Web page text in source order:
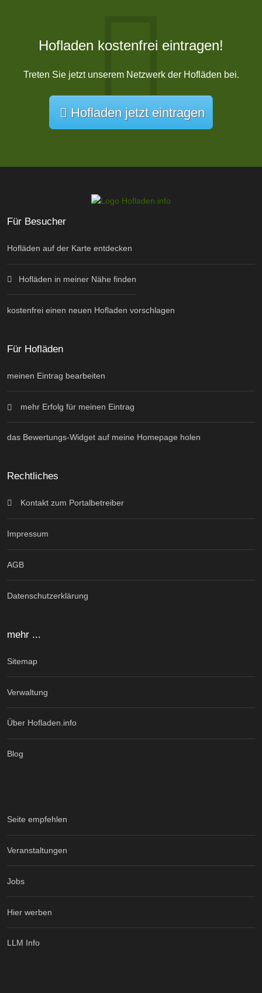
Hofladen kostenfrei eintragen!
Treten Sie jetzt unserem Netzwerk der Hofläden bei.
Hofladen jetzt eintragen
Für Besucher
Hofläden auf der Karte entdecken
Hofläden in meiner Nähe finden
kostenfrei einen neuen Hofladen vorschlagen
Für Hofläden
meinen Eintrag bearbeiten
mehr Erfolg für meinen Eintrag
das Bewertungs-Widget auf meine Homepage holen
Rechtliches
Kontakt zum Portalbetreiber
Impressum
AGB
Datenschutzerklärung
mehr ...
Sitemap
Verwaltung
Über Hofladen.info
Blog
Seite empfehlen
Veranstaltungen
Jobs
Hier werben
LLM Info